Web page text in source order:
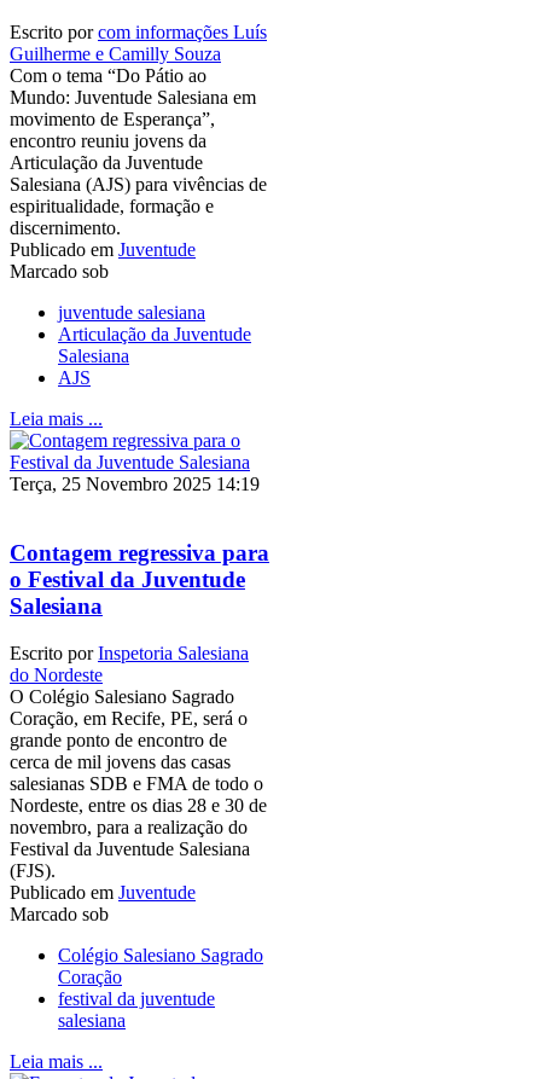
Escrito porcom informações Luís
Guilherme e Camilly Souza
Com o tema “Do Pátio ao
Mundo: Juventude Salesiana em
movimento de Esperança”,
encontro reuniu jovens da
Articulação da Juventude
Salesiana (AJS) para vivências de
espiritualidade, formação e
discernimento.
Publicado em Juventude
Marcado sob
juventude salesiana
Articulação da Juventude
Salesiana
AJS
Leia mais ...
Terça, 25 Novembro 2025 14:19
Contagem regressiva para
o Festival da Juventude
Salesiana
Escrito porInspetoria Salesiana
do Nordeste
O Colégio Salesiano Sagrado
Coração, em Recife, PE, será o
grande ponto de encontro de
cerca de mil jovens das casas
salesianas SDB e FMA de todo o
Nordeste, entre os dias 28 e 30 de
novembro, para a realização do
Festival da Juventude Salesiana
(FJS).
Publicado em Juventude
Marcado sob
Colégio Salesiano Sagrado
Coração
festival da juventude
salesiana
Leia mais ...